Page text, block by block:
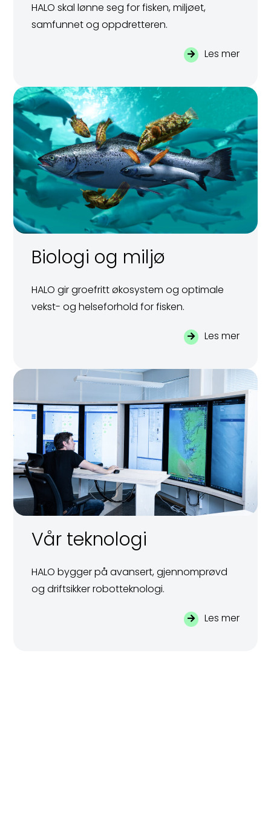
HALO skal lønne seg for fisken, miljøet,
samfunnet og oppdretteren.
Les mer
Biologi og miljø
HALO gir groefritt økosystem og optimale
vekst- og helseforhold for fisken.
Les mer
Vår teknologi
HALO bygger på avansert, gjennomprøvd
og driftsikker robotteknologi.
Les mer